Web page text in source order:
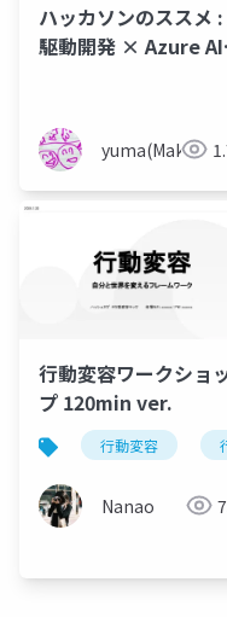
ハッカソンのススメ :
駆動開発 × Azure AI
yuma(Maki)
行動変容ワークショ
プ 120min ver.
行動変容
Nanao